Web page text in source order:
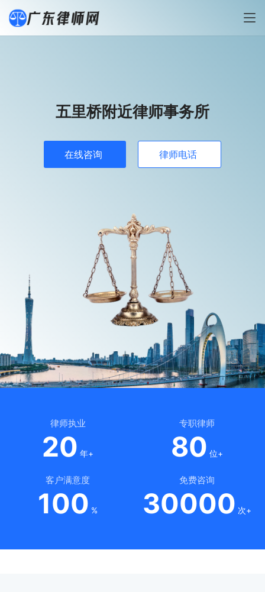
五里桥附近律师事务所
在线咨询 律师电话
律师执业
20 年+
专职律师
80 位+
客户满意度
100 %
免费咨询
30000 次+